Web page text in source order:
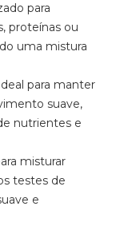
para
proteínas ou
uma mistura
para manter
suave,
nutrientes e
misturar
testes de
e